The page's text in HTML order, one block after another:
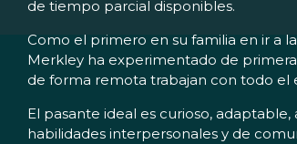
de tiempo parcial disponibles.
Como el primero en su familia en ir a
Merkley ha experimentado de
de forma remota trabajan con todo el
El pasante ideal es curioso,
habilidades interpersonales y de